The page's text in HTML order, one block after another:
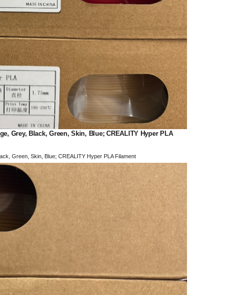
Grey, Black, Green, Skin, Blue; CREALITY Hyper PLA
Green, Skin, Blue; CREALITY Hyper PLA Filament